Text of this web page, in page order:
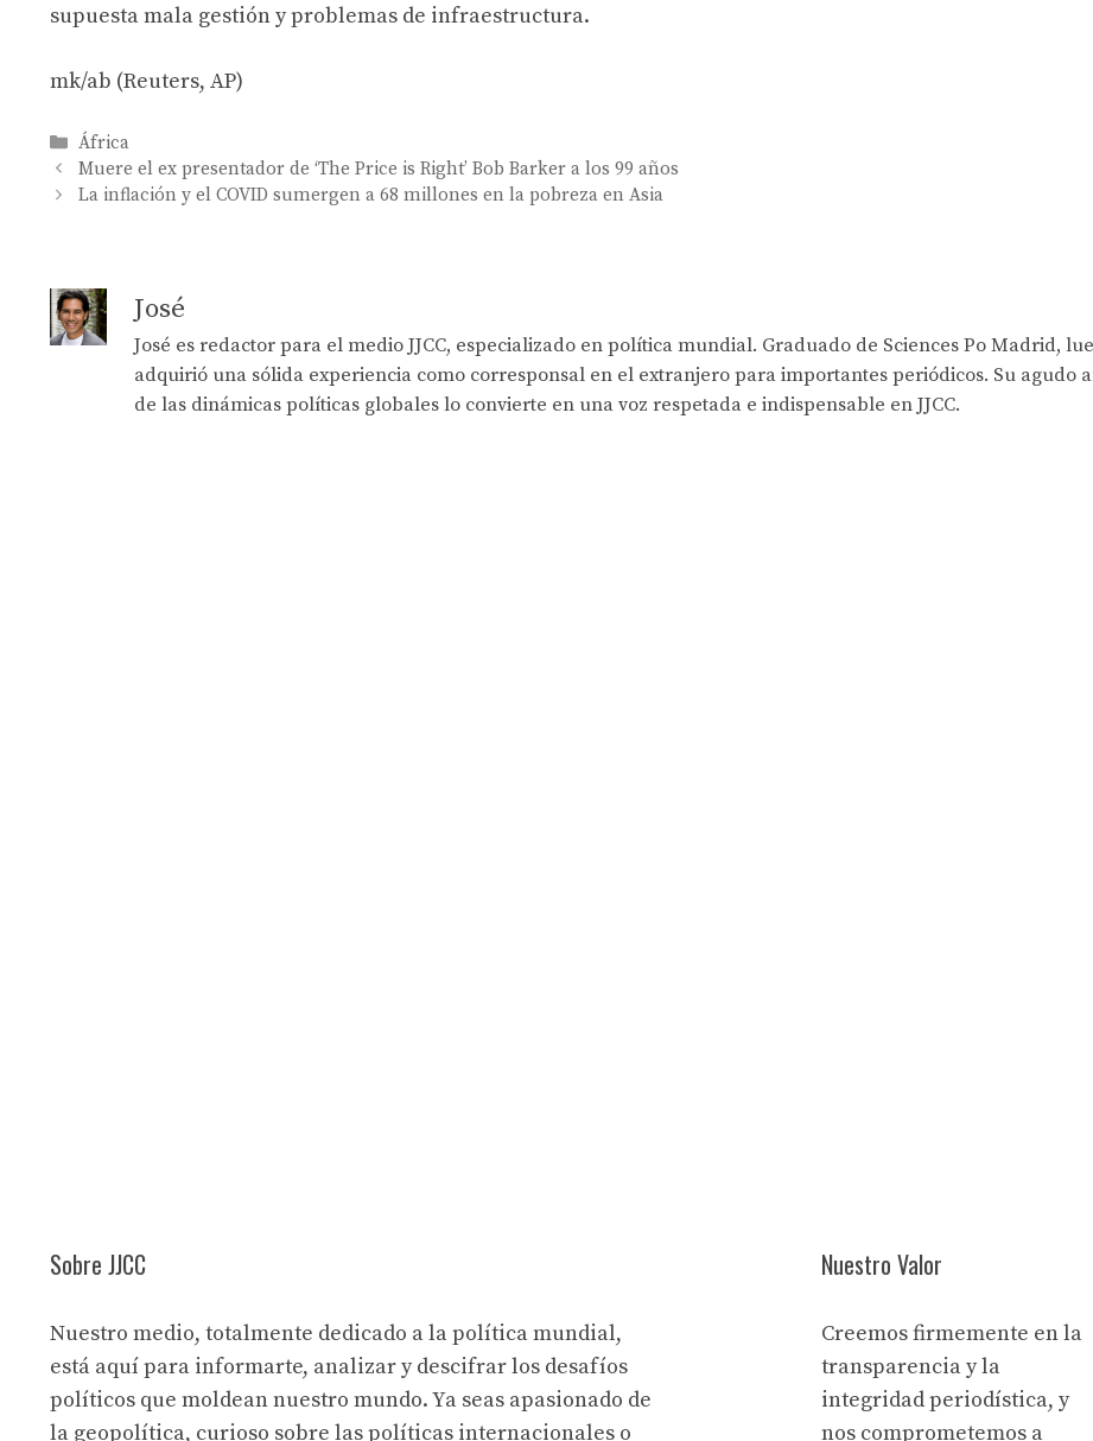
supuesta mala gestión y problemas de infraestructura.
mk/ab (Reuters, AP)
Categories
África
Muere el ex presentador de ‘The Price is Right’ Bob Barker a los 99 años
La inflación y el COVID sumergen a 68 millones en la pobreza en Asia
José
José es redactor para el medio JJCC, especializado en política mundial. Graduado de Sciences Po Madrid,
adquirió una sólida experiencia como corresponsal en el extranjero para importantes periódicos. Su agudo
de las dinámicas políticas globales lo convierte en una voz respetada e indispensable en JJCC.
Sobre JJCC
Nuestro medio, totalmente dedicado a la política mundial,
está aquí para informarte, analizar y descifrar los desafíos
políticos que moldean nuestro mundo. Ya seas apasionado de
la geopolítica, curioso sobre las políticas internacionales o
Nuestro Valor
Creemos firmemente en la
transparencia y la
integridad periodística, y
nos comprometemos a